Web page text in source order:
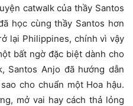
catwalk của thầy Santos
học cùng thầy Santos hơn
lại Philippines, chính vì vậy
bất ngờ đặc biệt dành cho
Santos Anjo đã hướng dẫn
cho chuẩn một Hoa hậu.
mở vai hay cách thả lỏng